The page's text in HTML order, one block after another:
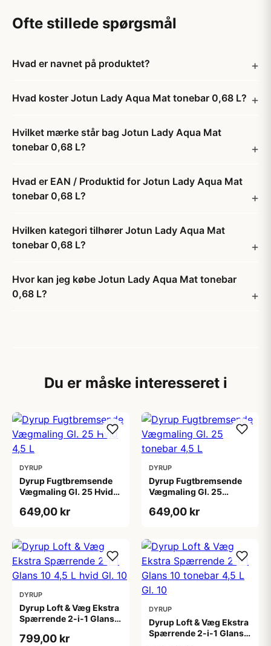
Ofte stillede spørgsmål
Hvad er navnet på produktet?
Hvad koster Jotun Lady Aqua Mat tonebar 0,68 L?
Hvilket mærke står bag Jotun Lady Aqua Mat
tonebar 0,68 L?
Hvad er EAN / Produktid for Jotun Lady Aqua Mat
tonebar 0,68 L?
Hvilken kategori tilhører Jotun Lady Aqua Mat
tonebar 0,68 L?
Hvor kan jeg købe Jotun Lady Aqua Mat tonebar
0,68 L?
Du er måske interesseret i
DYRUP
Dyrup Fugtbremsende
Vægmaling Gl. 25 Hvid
649,00 kr
DYRUP
Dyrup Fugtbremsende
Vægmaling Gl. 25
649,00 kr
DYRUP
Dyrup Loft & Væg Ekstra
Spærrende 2-i-1 Glans
799,00 kr
DYRUP
Dyrup Loft & Væg Ekstra
Spærrende 2-i-1 Glans